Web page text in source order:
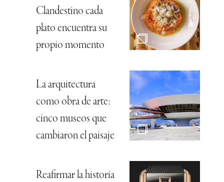
Clandestino cada
plato encuentra su
propio momento
La arquitectura
como obra de arte:
cinco museos que
cambiaron el paisaje
Reafirmar la historia